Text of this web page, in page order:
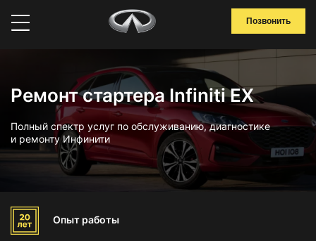
Позвонить
Ремонт стартера Infiniti EX
Полный спектр услуг по обслуживанию, диагностике
и ремонту Инфинити
Опыт работы